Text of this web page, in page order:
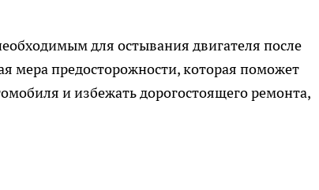
для остывания двигателя после
мера предосторожности, которая поможет
и избежать дорогостоящего ремонта,